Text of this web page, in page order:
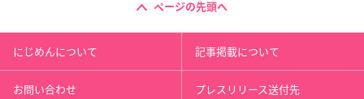
ページの先頭へ
にじめんについて 記事掲載について
お問い合わせ プレスリリース送付先